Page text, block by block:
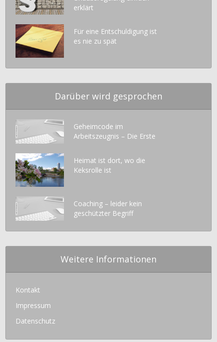
erklärt
Für eine Entschuldigung ist
es nie zu spät
Darüber wird gesprochen
Geheimcode im
Arbeitszeugnis – Die Erste
Heimat ist dort, wo die
Keksrolle ist
Coaching – leider kein
geschützter Begriff
Weitere Informationen
Kontakt
Impressum
Datenschutz